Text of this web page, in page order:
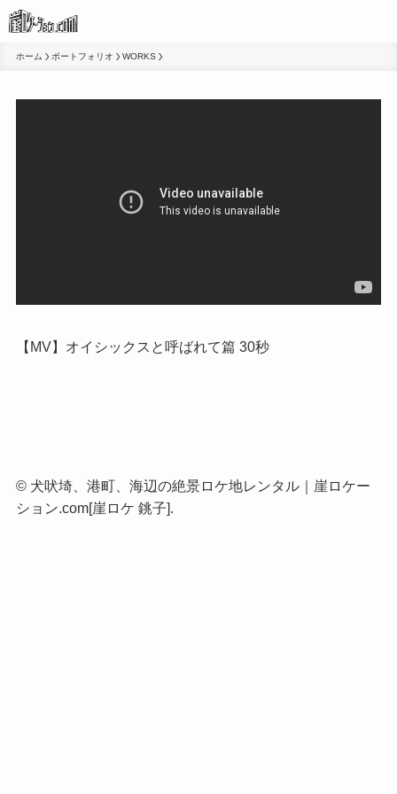
ホーム ポートフォリオ WORKS
【MV】オイシックスと呼ばれて篇 30秒
©犬吠埼、港町、海辺の絶景ロケ地レンタル｜崖ロケー
ション.com[崖ロケ 銚子].